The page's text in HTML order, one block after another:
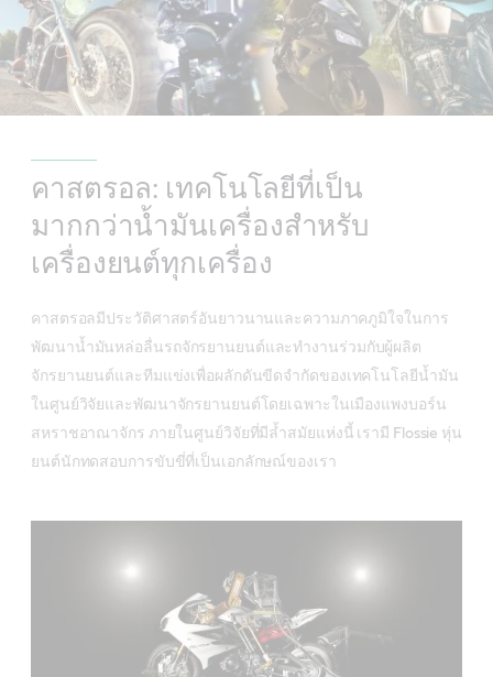
คาสตรอล: เทคโนโลยีที่เป็น
มากกว่าน้ำมันเครื่องสำหรับ
เครื่องยนต์ทุกเครื่อง
คาสตรอลมีประวัติศาสตร์อันยาวนานและความภาคภูมิใจในการ
พัฒนาน้ำมันหล่อลื่นรถจักรยานยนต์และทำงานร่วมกับผู้ผลิต
จักรยานยนต์และทีมแข่งเพื่อผลักดันขีดจำกัดของเทคโนโลยีน้ำมัน
ในศูนย์วิจัยและพัฒนาจักรยานยนต์โดยเฉพาะในเมืองแพงบอร์น
สหราชอาณาจักร ภายในศูนย์วิจัยที่มีล้ำสมัยแห่งนี้ เรามี Flossie หุ่น
ยนต์นักทดสอบการขับขี่ที่เป็นเอกลักษณ์ของเรา